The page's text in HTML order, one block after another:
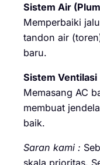
Sistem Air
Memperbaiki
tandon air
baru.
Sistem Ventilasi
Memasang AC
membuat
baik.
Saran kami :